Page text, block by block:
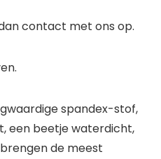
contact met ons op.
spandex-stof,
een beetje waterdicht,
de meest